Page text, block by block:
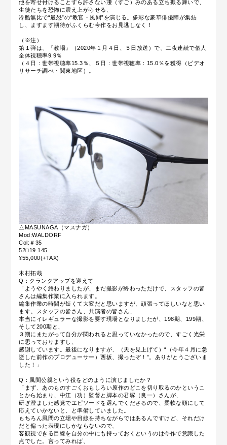
他を寄せ付けることすら許さない凄（すご）みのある立ち振る舞いで、
生徒たちを恐怖に震え上がらせる、
冷酷無比で“最恐”の“教官・風間”を演じる。多彩な豪華俳優陣が集結
し、ますます期待がふくらむ今作をお見逃しなく！
（※注）
第１弾は、『教場』（2020年１月４日、５日放送）で、二夜連続で個人
全体視聴率9.9％
（４日：世帯視聴率15.3％、５日：世帯視聴率：15.0％を獲得（ビデオ
リサーチ調べ・関東地区）。
△MASUNAGA（マスナガ）
Mod:WALDORF
Col:＃35
52□19 145
¥55,000(+TAX)
木村拓哉
Q：クランクアップを迎えて
「ようやく終わりましたが、まだ撮影が終わっただけで、スタッフの皆
さんは編集作業に入られます。
編集作業の時間が短くて大変だと思いますが、頑張ってほしいなと思い
ます。スタッフの皆さん、共演者の皆さん、
本当にイレギュラーな撮影を要す現場となりましたが、198期、199期、
そして200期と、
３期にまたがって自分が関われると思っていなかったので、すごく光栄
に思っておりますし、
感謝しています。最後になりますが、（天を見上げて）“（今年４月に急
逝した前作のプロデューサー）西坂、撮ったぞ！”。ありがとうございま
した！」
Q：風間公親という役をどのように演じましたか？
「まず、あのものすごくおもしろい原作のどこを切り取るのかというこ
とから始まり、中江（功）監督と脚本の君塚（良一）さんが、
研ぎ澄ました感覚でエピソードを選んでくださるので、柔軟な頭にして
応えていかないと、と準備していました。
もちろん風間の立場や目線を持ちながらではあるんですけど、それだけ
だと偏った表現にしかならないので、
客観視できる目線を自分の中にも持っておくというのは今作で意識した
点でした。言ってみれば、